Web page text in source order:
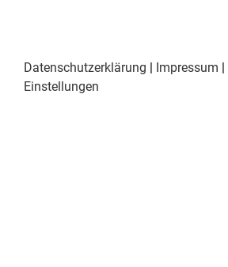
Datenschutzerklärung | Impressum |
Einstellungen